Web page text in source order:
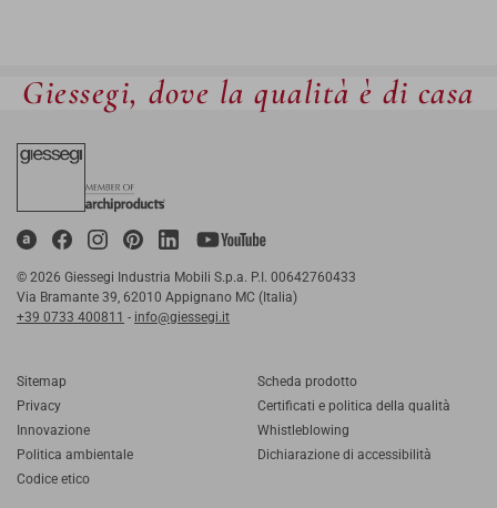
Giessegi, dove la qualità è di casa
© 2026 Giessegi Industria Mobili S.p.a. P.I. 00642760433
Via Bramante 39, 62010 Appignano MC (Italia)
+39 0733 400811 - info@giessegi.it
Sitemap
Privacy
Innovazione
Politica ambientale
Codice etico
Scheda prodotto
Certificati e politica della qualità
Whistleblowing
Dichiarazione di accessibilità